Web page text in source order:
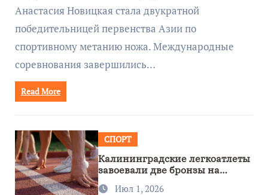
Анастасия Новицкая стала двукратной
победительницей первенства Азии по
спортивному метанию ножа. Международные
соревнования завершились…
Read More
СПОРТ
Калининградские легкоатлеты
завоевали две бронзы на
первенстве России
Июл 1, 2026